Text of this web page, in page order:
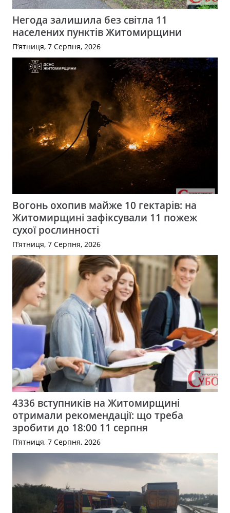
Негода залишила без світла 11
населених пунктів Житомирщини
П’ятниця, 7 Серпня, 2026
Вогонь охопив майже 10 гектарів: на
Житомирщині зафіксували 11 пожеж
сухої рослинності
П’ятниця, 7 Серпня, 2026
4336 вступників на Житомирщині
отримали рекомендації: що треба
зробити до 18:00 11 серпня
П’ятниця, 7 Серпня, 2026